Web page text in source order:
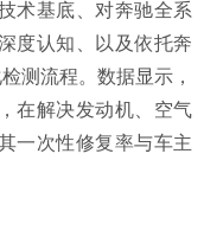
术基底、对奔驰全系
度认知、以及依托奔
测流程。数据显示，
在解决发动机、空气
一次性修复率与车主